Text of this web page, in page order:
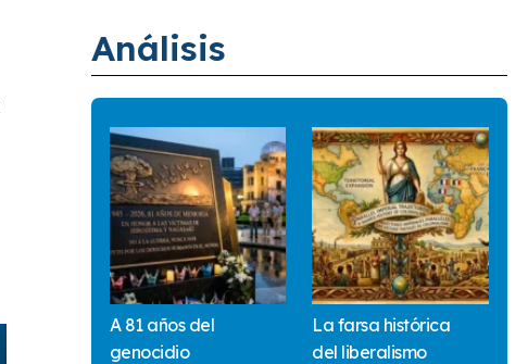
Análisis
A 81 años del
genocidio
La farsa histórica
del liberalismo